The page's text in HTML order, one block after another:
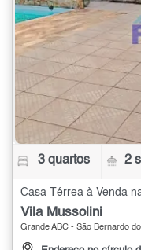
3 quartos 2
Casa Térrea à Venda
Vila Mussolini
Grande ABC - São Bernardo